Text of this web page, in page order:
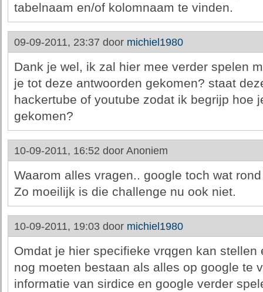
tabelnaam en/of kolomnaam te vinden.
09-09-2011, 23:37 door michiel1980
Dank je wel, ik zal hier mee verder spelen
je tot deze antwoorden gekomen? staat
hackertube of youtube zodat ik begrijp hoe
gekomen?
10-09-2011, 16:52 door Anoniem
Waarom alles vragen.. google toch wat
Zo moeilijk is die challenge nu ook niet.
10-09-2011, 19:03 door michiel1980
Omdat je hier specifieke vrqgen kan
nog moeten bestaan als alles op google te
informatie van sirdice en google verder